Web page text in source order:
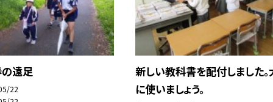
遠足
22
新しい教科書を配付しました
に使いましょう。